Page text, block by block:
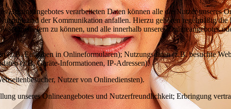
Hostingangebotes verarbeiteten Daten können alle die Nutzer unseres
und der Kommunikation anfallen. Hierzu gehören regelmäßig
ausliefern zu können, und alle innerhalb unseres Onlineangebotes
(z.B. Eingaben in Onlineformularen); Nutzungsdaten (z.B. besuchte
(z.B. Geräte-Informationen, IP-Adressen).
Nutzer von Onlinediensten).
unseres Onlineangebotes und Nutzerfreundlichkeit; Erbringung